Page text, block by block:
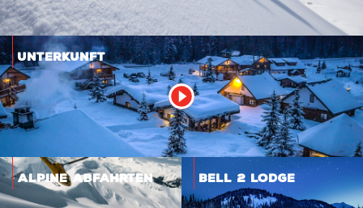
Unterkunft
Alpine Abfahrten Bell 2 Lodge